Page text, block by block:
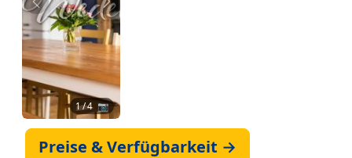
Zurück Weiter
1/ 4 📷
Preise & Verfügbarkeit →